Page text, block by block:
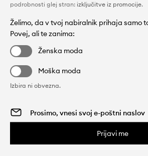
podrobnosti glej stran: izključitve iz promocije.
Želimo, da v tvoj nabiralnik prihaja samo
Povej, ali te zanima:
Ženska moda
Moška moda
Izbira ni obvezna.
Prijavi me